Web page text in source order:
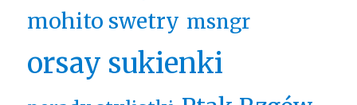
mohito swetry msngr
orsay sukienki